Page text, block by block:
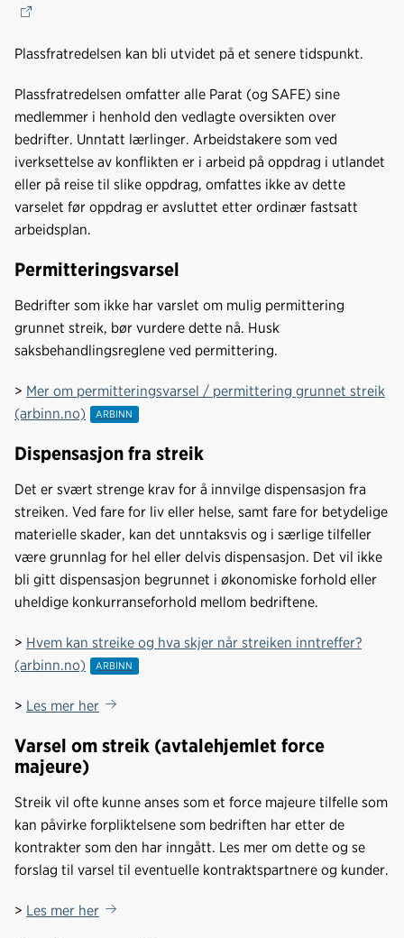
Plassfratredelsen kan bli utvidet på et senere tidspunkt.
Plassfratredelsen omfatter alle Parat (og SAFE) sine
medlemmer i henhold den vedlagte oversikten over
bedrifter. Unntatt lærlinger. Arbeidstakere som ved
iverksettelse av konflikten er i arbeid på oppdrag i utlandet
eller på reise til slike oppdrag, omfattes ikke av dette
varselet før oppdrag er avsluttet etter ordinær fastsatt
arbeidsplan.
Permitteringsvarsel
Bedrifter som ikke har varslet om mulig permittering
grunnet streik, bør vurdere dette nå. Husk
saksbehandlingsreglene ved permittering.
> Mer om permitteringsvarsel / permittering grunnet streik
(arbinn.no)
Dispensasjon fra streik
Det er svært strenge krav for å innvilge dispensasjon fra
streiken. Ved fare for liv eller helse, samt fare for betydelige
materielle skader, kan det unntaksvis og i særlige tilfeller
være grunnlag for hel eller delvis dispensasjon. Det vil ikke
bli gitt dispensasjon begrunnet i økonomiske forhold eller
uheldige konkurranseforhold mellom bedriftene.
> Hvem kan streike og hva skjer når streiken inntreffer?
(arbinn.no)
> Les mer her
Varsel om streik (avtalehjemlet force
majeure)
Streik vil ofte kunne anses som et force majeure tilfelle som
kan påvirke forpliktelsene som bedriften har etter de
kontrakter som den har inngått. Les mer om dette og se
forslag til varsel til eventuelle kontraktspartnere og kunder.
> Les mer her